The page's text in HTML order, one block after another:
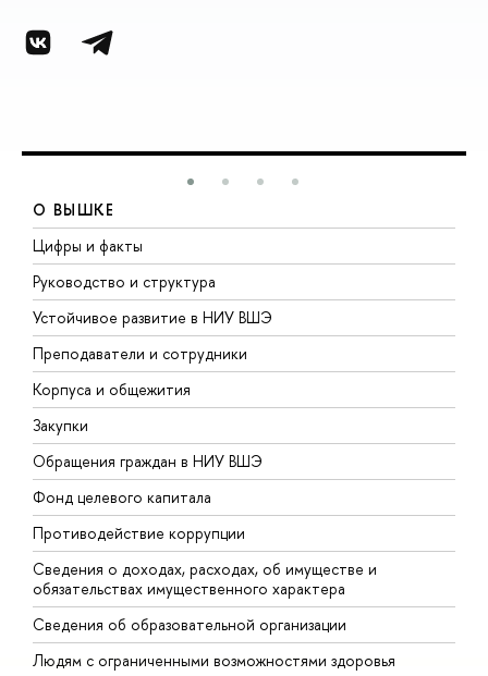
О ВЫШКЕ
Цифры и факты
Руководство и структура
Устойчивое развитие в НИУ ВШЭ
Преподаватели и сотрудники
Корпуса и общежития
Закупки
Обращения граждан в НИУ ВШЭ
Фонд целевого капитала
Противодействие коррупции
Сведения о доходах, расходах, об имуществе и
обязательствах имущественного характера
Сведения об образовательной организации
Людям с ограниченными возможностями здоровья